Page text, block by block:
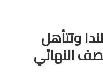
وتتأهل
النهائي